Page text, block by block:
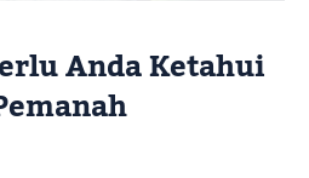
Anda Ketahui